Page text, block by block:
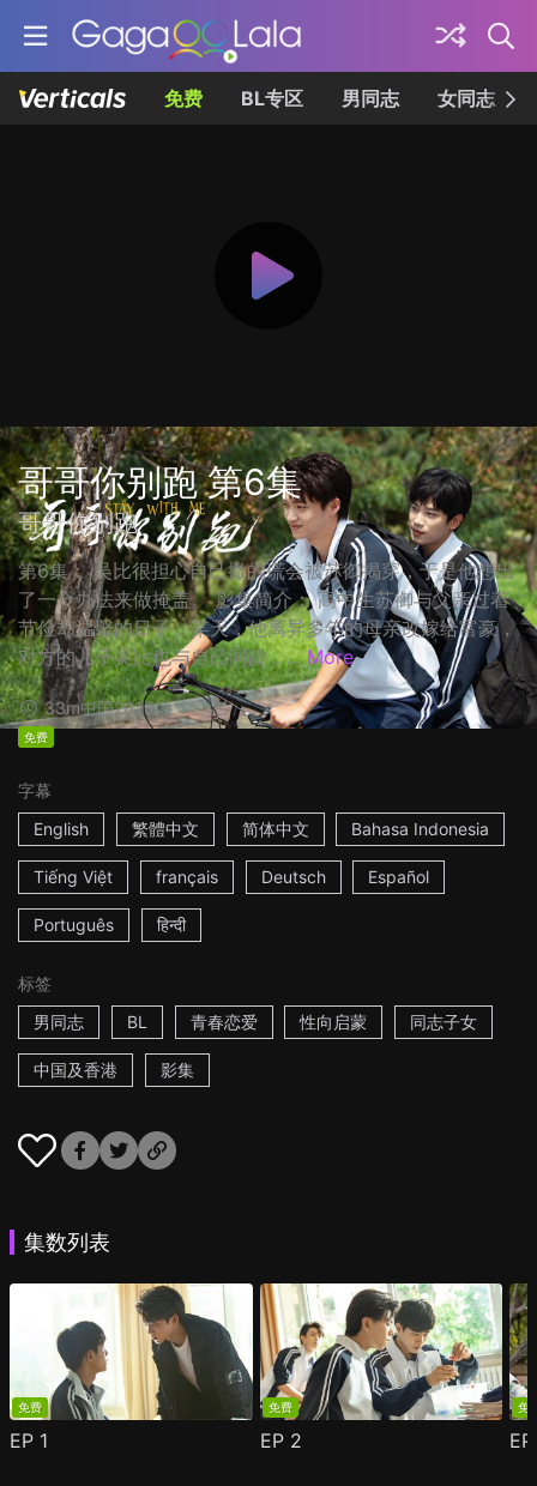
免费 BL专区 男同志 女同志
哥哥你别跑 第6集
哥哥你别跑
第6集： 吴比很担心自己撒的谎会被苏御揭穿，于是他想出
了一个办法来做掩盖。 影集简介： 高中生苏御与父亲过着
节俭却温馨的日子，某天，他离异多年的母亲改嫁给富豪，
对方的儿子吴比也与自己同龄，... More
33m中国2023
免费
字幕
English
繁體中文 简体中文 Bahasa Indonesia
Tiếng Việt français Deutsch Español
Português हिन्दी
标签
男同志
BL 青春恋爱 性向启蒙 同志子女
中国及香港 影集
集数列表
免费
EP 1
免费
EP 2
免